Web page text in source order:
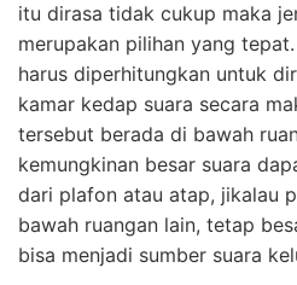
itu dirasa tidak cukup maka
merupakan pilihan yang
harus diperhitungkan untuk
kamar kedap suara secara
tersebut berada di bawah
kemungkinan besar suara
dari plafon atau atap, jikalau
bawah ruangan lain, tetap
bisa menjadi sumber suara